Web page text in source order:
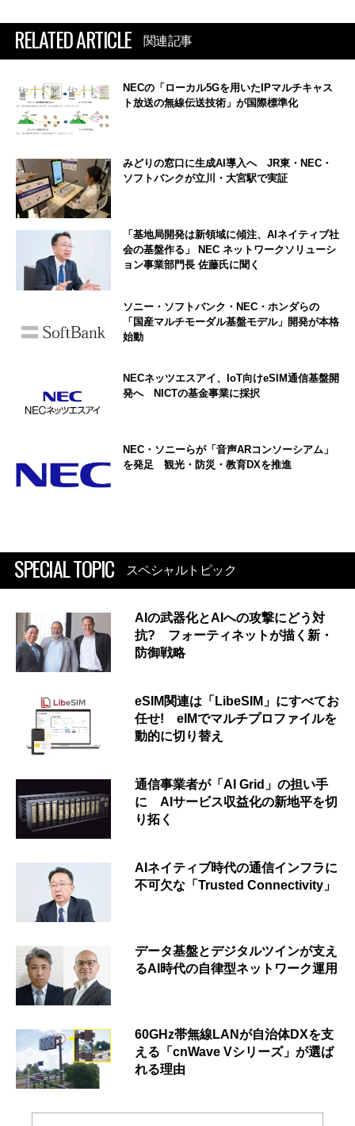
RELATED ARTICLE 関連記事
NECの「ローカル5Gを用いたIPマルチキャス
ト放送の無線伝送技術」が国際標準化
みどりの窓口に生成AI導入へ JR東・NEC・
ソフトバンクが立川・大宮駅で実証
「基地局開発は新領域に傾注、AIネイティブ社
会の基盤作る」 NEC ネットワークソリューシ
ョン事業部門長 佐藤氏に聞く
ソニー・ソフトバンク・NEC・ホンダらの
「国産マルチモーダル基盤モデル」開発が本格
始動
NECネッツエスアイ、IoT向けeSIM通信基盤開
発へ NICTの基金事業に採択
NEC・ソニーらが「音声ARコンソーシアム」
を発足 観光・防災・教育DXを推進
SPECIAL TOPIC スペシャルトピック
AIの武器化とAIへの攻撃にどう対
抗? フォーティネットが描く新・
防御戦略
eSIM関連は「LibeSIM」にすべてお
任せ! eIMでマルチプロファイルを
動的に切り替え
通信事業者が「AI Grid」の担い手
に AIサービス収益化の新地平を切
り拓く
AIネイティブ時代の通信インフラに
不可欠な「Trusted Connectivity」
データ基盤とデジタルツインが支え
るAI時代の自律型ネットワーク運用
60GHz帯無線LANが自治体DXを支
える「cnWave Vシリーズ」が選ば
れる理由